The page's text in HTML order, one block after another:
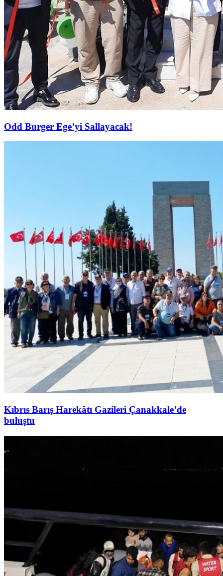
Odd Burger Ege’yi Sallayacak!
Kıbrıs Barış Harekâtı Gazileri Çanakkale’de
buluştu